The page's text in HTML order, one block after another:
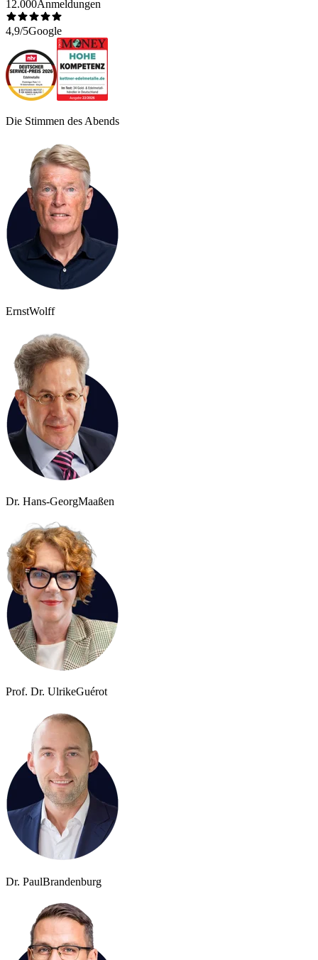
12.000Anmeldungen
4,9/5Google
Die Stimmen des Abends
ErnstWolff
Dr. Hans-GeorgMaaßen
Prof. Dr. UlrikeGuérot
Dr. PaulBrandenburg